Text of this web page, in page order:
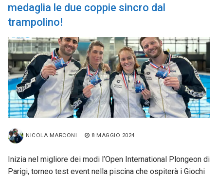
medaglia le due coppie sincro dal
trampolino!
NICOLA MARCONI 8 MAGGIO 2024
Inizia nel migliore dei modi l’Open International Plongeon di
Parigi, torneo test event nella piscina che ospiterà i Giochi